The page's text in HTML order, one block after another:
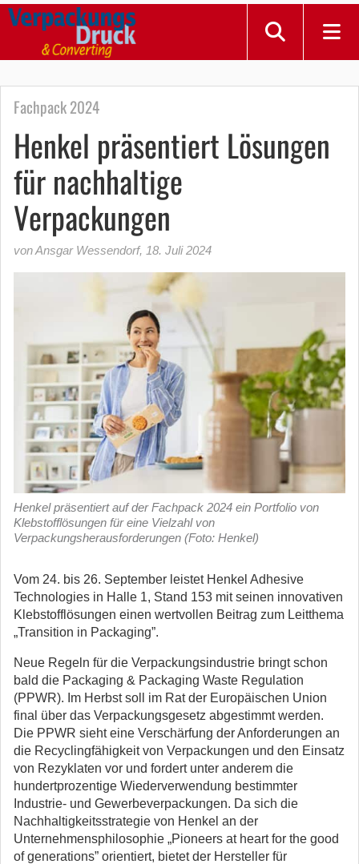
Fachpack 2024
Henkel präsentiert Lösungen
für nachhaltige
Verpackungen
von Ansgar Wessendorf, 18. Juli 2024
Henkel präsentiert auf der Fachpack 2024 ein Portfolio von
Klebstofflösungen für eine Vielzahl von
Verpackungsherausforderungen (Foto: Henkel)
Vom 24. bis 26. September leistet Henkel Adhesive
Technologies in Halle 1, Stand 153 mit seinen innovativen
Klebstofflösungen einen wertvollen Beitrag zum Leitthema
„Transition in Packaging”.
Neue Regeln für die Verpackungsindustrie bringt schon
bald die Packaging & Packaging Waste Regulation
(PPWR). Im Herbst soll im Rat der Europäischen Union
final über das Verpackungsgesetz abgestimmt werden.
Die PPWR sieht eine Verschärfung der Anforderungen an
die Recyclingfähigkeit von Verpackungen und den Einsatz
von Rezyklaten vor und fordert unter anderem die
hundertprozentige Wiederverwendung bestimmter
Industrie- und Gewerbeverpackungen. Da sich die
Nachhaltigkeitsstrategie von Henkel an der
Unternehmensphilosophie „Pioneers at heart for the good
of generations” orientiert, bietet der Hersteller für